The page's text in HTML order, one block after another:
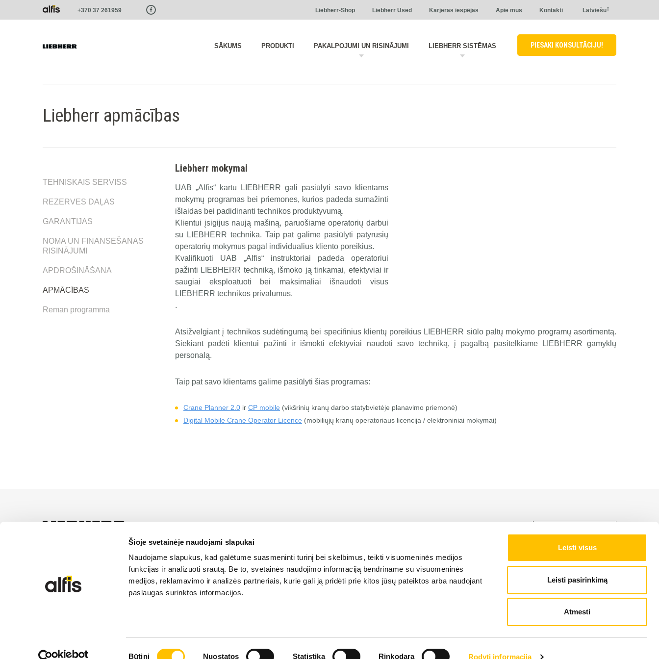
Šioje svetainėje naudojami slapukai
Naudojame slapukus, kad galėtume suasmeninti turinį bei skelbimus, teikti visuomeninės medijos
funkcijas ir analizuoti srautą. Be to, svetainės naudojimo informaciją bendriname su visuomeninės
medijos, reklamavimo ir analizės partneriais, kurie gali ją pridėti prie kitos jūsų pateiktos arba naudojant
paslaugas surinktos informacijos.
Būtini Nuostatos Statistika Rinkodara Rodyti informaciją
Leisti visus
Leisti pasirinkimą
Atmesti
Paste this code as high in the of the page as possible:
+370 37 261959 Liebherr-Shop Liebherr Used Karjeras iespējas Apie mus Kontakti Latviešu
SĀKUMS PRODUKTI PAKALPOJUMI UN RISINĀJUMI LIEBHERR SISTĒMAS PIESAKI KONSULTĀCIJU!
Liebherr apmācības
TEHNISKAIS SERVISS
REZERVES DAĻAS
GARANTIJAS
NOMA UN FINANSĒŠANAS
RISINĀJUMI
APDROŠINĀŠANA
APMĀCĪBAS
Reman programma
Liebherr mokymai
UAB „Alfis“ kartu LIEBHERR gali pasiūlyti savo klientams
mokymų programas bei priemones, kurios padeda sumažinti
išlaidas bei padidinanti technikos produktyvumą.
Klientui įsigijus naują mašiną, paruošiame operatorių darbui
su LIEBHERR technika. Taip pat galime pasiūlyti patyrusių
operatorių mokymus pagal individualius kliento poreikius.
Kvalifikuoti UAB „Alfis“ instruktoriai padeda operatoriui
pažinti LIEBHERR techniką, išmoko ją tinkamai, efektyviai ir
saugiai eksploatuoti bei maksimaliai išnaudoti visus
LIEBHERR technikos privalumus.
.
Atsižvelgiant į technikos sudėtingumą bei specifinius klientų poreikius LIEBHERR siūlo paltų mokymo programų asortimentą.
Siekiant padėti klientui pažinti ir išmokti efektyviai naudoti savo techniką, į pagalbą pasitelkiame LIEBHERR gamyklų
personalą.
Taip pat savo klientams galime pasiūlyti šias programas:
Crane Planner 2.0 ir CP mobile (vikšrinių kranų darbo statybvietėje planavimo priemonė)
Digital Mobile Crane Operator Licence (mobiliųjų kranų operatoriaus licencija / elektroniniai mokymai)
servisa un risinājumu izplatīšanu Latvijas teritorijā.
SĪKDATŅU IZMANTOŠANA SĪKDATŅU IZMANTOŠANA SĪKDATŅU IZMANTOŠANA
LIETOŠANAS NOTEIKUMI
LIETOŠANAS NOTEIKUMI
LIETOŠANAS NOTEIKUMI